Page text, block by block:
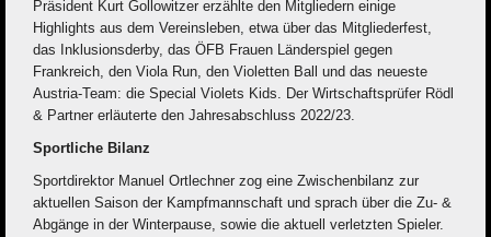
Präsident Kurt Gollowitzer erzählte den Mitgliedern einige
Highlights aus dem Vereinsleben, etwa über das Mitgliederfest,
das Inklusionsderby, das ÖFB Frauen Länderspiel gegen
Frankreich, den Viola Run, den Violetten Ball und das neueste
Austria-Team: die Special Violets Kids. Der Wirtschaftsprüfer Rödl
& Partner erläuterte den Jahresabschluss 2022/23.
Sportliche Bilanz
Sportdirektor Manuel Ortlechner zog eine Zwischenbilanz zur
aktuellen Saison der Kampfmannschaft und sprach über die Zu- &
Abgänge in der Winterpause, sowie die aktuell verletzten Spieler.